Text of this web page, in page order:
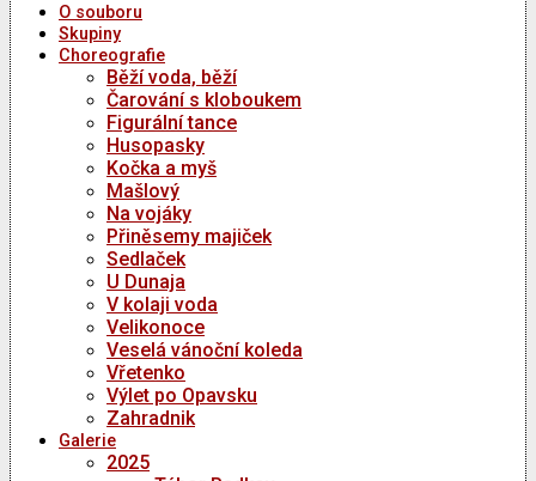
O souboru
Skupiny
Choreografie
Běží voda, běží
Čarování s kloboukem
Figurální tance
Husopasky
Kočka a myš
Mašlový
Na vojáky
Přiněsemy majiček
Sedlaček
U Dunaja
V kolaji voda
Velikonoce
Veselá vánoční koleda
Vřetenko
Výlet po Opavsku
Zahradnik
Galerie
2025